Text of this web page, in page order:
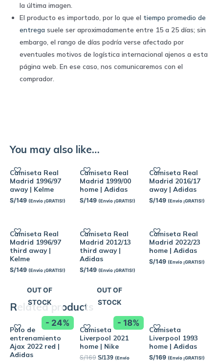
la última imagen.
El producto es importado, por lo que el tiempo promedio de
entrega suele ser aproximadamente entre 15 a 25 días; sin
embargo, el rango de días podría verse afectado por
eventuales motivos de logística internacional ajenos a esta
página web. En ese caso, nos comunicaremos con el
comprador.
You may also like…
Camiseta Real
Madrid 1996/97
away | Kelme
S/149 (Envío ¡GRATIS!)
Camiseta Real
Madrid 1999/00
home | Adidas
S/149 (Envío ¡GRATIS!)
Camiseta Real
Madrid 2016/17
away | Adidas
S/149 (Envío ¡GRATIS!)
Camiseta Real
Madrid 1996/97
third away |
Kelme
S/149 (Envío ¡GRATIS!)
Camiseta Real
Madrid 2012/13
third away |
Adidas
S/149 (Envío ¡GRATIS!)
Camiseta Real
Madrid 2022/23
home | Adidas
S/149 (Envío ¡GRATIS!)
Related products
- 24%
OUT OF
STOCK
Polo de
entrenamiento
Ajax 2022 red |
Adidas
- 18%
OUT OF
STOCK
Camiseta
Liverpool 2021
home | Nike
S/169 S/139 (Envío
Camiseta
Liverpool 1993
home | Adidas
S/169 (Envío ¡GRATIS!)